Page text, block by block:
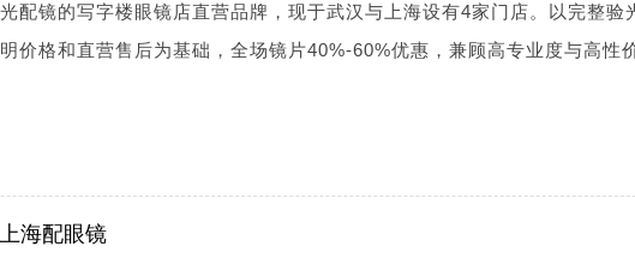
配镜的写字楼眼镜店直营品牌，现于武汉与上海设有4家门店。以完整验
价格和直营售后为基础，全场镜片40%-60%优惠，兼顾高专业度与高性
海配眼镜